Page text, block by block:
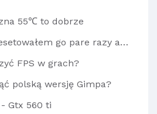
55℃ to dobrze
widać tło Windows ale pisze ,,Trwa uruchamianie systemu az do teraz. co robić?
FPS w grach?
polską wersję Gimpa?
Gtx 560 ti